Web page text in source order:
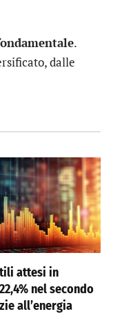
.
dalle
attesi in
nel secondo
all’energia